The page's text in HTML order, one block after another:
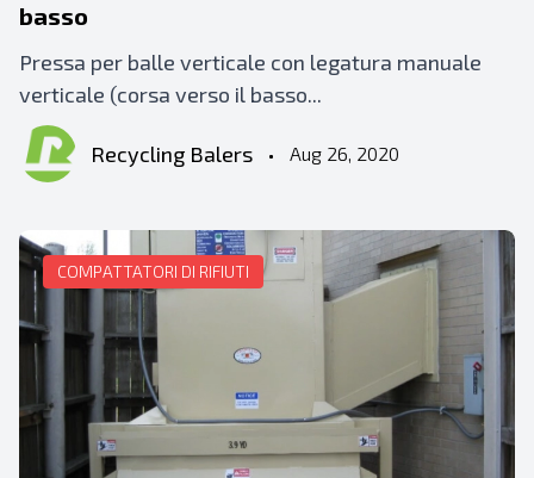
basso
Pressa per balle verticale con legatura manuale
verticale (corsa verso il basso...
Recycling Balers • Aug 26, 2020
COMPATTATORI DI RIFIUTI